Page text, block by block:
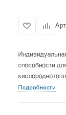
способности
Подробности